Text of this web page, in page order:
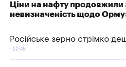
Ціни на нафту продовжили
невизначеність щодо
Російське зерно стрімко
22:45